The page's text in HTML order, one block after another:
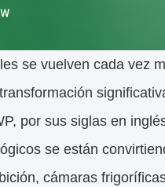
se vuelven cada vez
por sus siglas en
se están
cámaras